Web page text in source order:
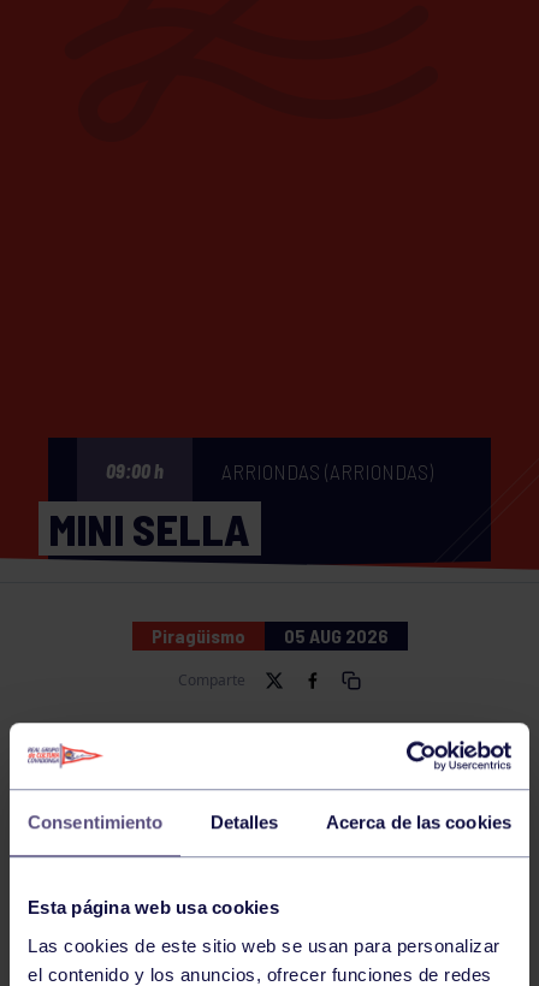
Consentimiento Detalles Acerca de las cookies
Esta página web usa cookies
Las cookies de este sitio web se usan para personalizar
el contenido y los anuncios, ofrecer funciones de redes
09:00 h ARRIONDAS (ARRIONDAS)
MINI SELLA
Piragüismo 05 AUG 2026
Comparte
NOTICIAS RELACIONADAS